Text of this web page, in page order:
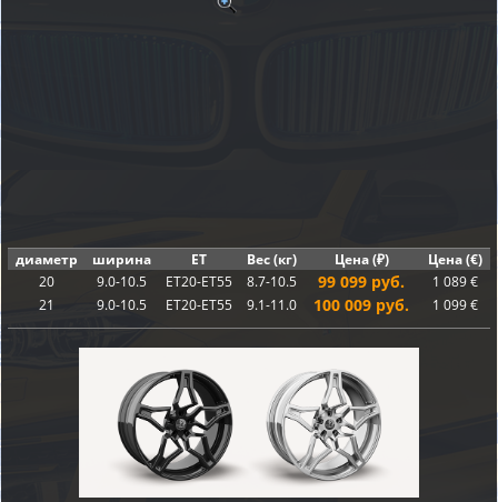
диаметр ширина ET Вес (кг) Цена (₽)
Цена (€)
20
9.0-10.5 ET20-ET55 8.7-10.5 99 099 руб.
1 089 €
21
9.0-10.5 ET20-ET55 9.1-11.0 100 009 руб. 1 099 €